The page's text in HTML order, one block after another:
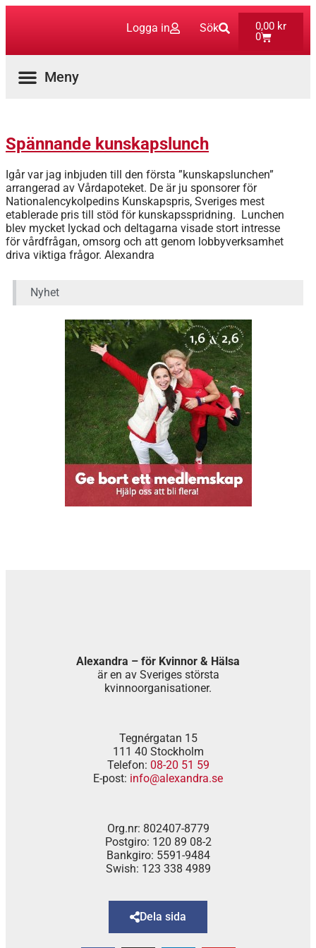
Logga in Sök 0,00 kr
0
Spännande kunskapslunch
Igår var jag inbjuden till den första ”kunskapslunchen”
arrangerad av Vårdapoteket. De är ju sponsorer för
Nationalencykolpedins Kunskapspris, Sveriges mest
etablerade pris till stöd för kunskapsspridning. Lunchen
blev mycket lyckad och deltagarna visade stort intresse
för vårdfrågan, omsorg och att genom lobbyverksamhet
driva viktiga frågor. Alexandra
Nyhet
Alexandra – för Kvinnor & Hälsa
är en av Sveriges största
kvinnoorganisationer.
Tegnérgatan 15
111 40 Stockholm
Telefon: 08-20 51 59
E-post: info@alexandra.se
Org.nr: 802407-8779
Postgiro: 120 89 08-2
Bankgiro: 5591-9484
Swish: 123 338 4989
Dela sida